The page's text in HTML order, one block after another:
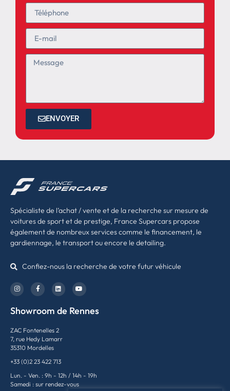
ENVOYER
Spécialiste de l’achat / vente et de la recherche sur mesure de
voitures de sport et de prestige, France Supercars propose
également de nombreux services comme le financement, le
gardiennage, le transport ou encore le detailing.
Confiez-nous la recherche de votre futur véhicule
Showroom de Rennes
ZAC Fontenelles 2
7, rue Hedy Lamarr
35310 Mordelles
+33 (0)2 23 422 713
Lun. - Ven. : 9h - 12h / 14h - 19h
Samedi : sur rendez-vous